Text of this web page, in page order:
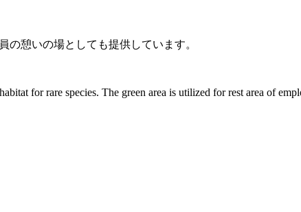
憩いの場としても提供しています。
for rare species. The green area is utilized for rest area of